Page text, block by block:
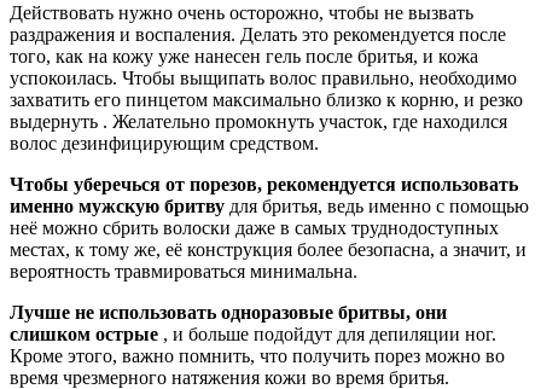
Действовать нужно очень осторожно, чтобы не вызвать
раздражения и воспаления. Делать это рекомендуется после
того, как на кожу уже нанесен гель после бритья, и кожа
успокоилась. Чтобы выщипать волос правильно, необходимо
захватить его пинцетом максимально близко к корню, и резко
выдернуть . Желательно промокнуть участок, где находился
волос дезинфицирующим средством.
Чтобы уберечься от порезов, рекомендуется использовать
именно мужскую бритву для бритья, ведь именно с помощью
неё можно сбрить волоски даже в самых труднодоступных
местах, к тому же, её конструкция более безопасна, а значит, и
вероятность травмироваться минимальна.
Лучше не использовать одноразовые бритвы, они
слишком острые , и больше подойдут для депиляции ног.
Кроме этого, важно помнить, что получить порез можно во
время чрезмерного натяжения кожи во время бритья.